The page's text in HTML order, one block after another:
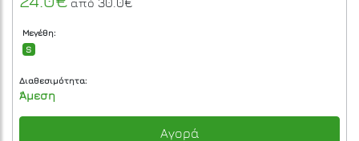
από
Μεγέθη:
S
Διαθεσιμότητα:
Άμεση
Αγορά